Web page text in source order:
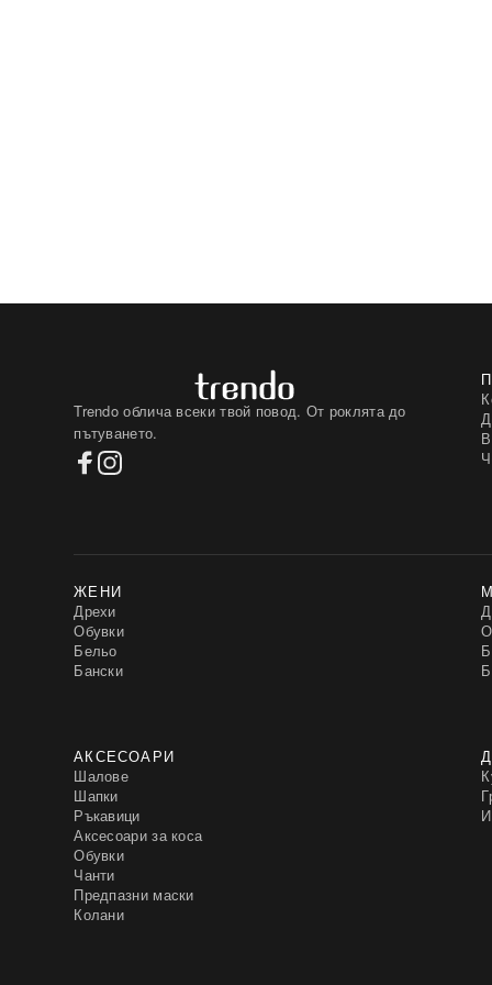
Trendo облича всеки твой повод. От роклята до
пътуването.
ЖЕНИ
Дрехи
Обувки
Бельо
Бански
АКСЕСОАРИ
Шалове
Шапки
Ръкавици
Аксесоари за коса
Обувки
Чанти
Предпазни маски
Колани